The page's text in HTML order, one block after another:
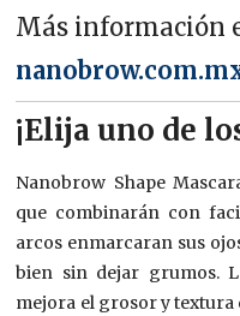
Más información
¡Elija uno de
Nanobrow Shape
que combinarán con
arcos enmarcaran sus
bien sin dejar grumos.
mejora el grosor y textura